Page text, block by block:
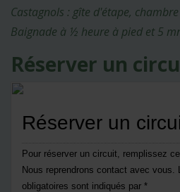
Castagnols : gîte d'étape,
Baignade à ½ heure à pied et 5
Réserver un
Réserver un
Pour réserver un circuit, remplissez
Nous reprendrons contact avec vous.
obligatoires sont indiqués par *